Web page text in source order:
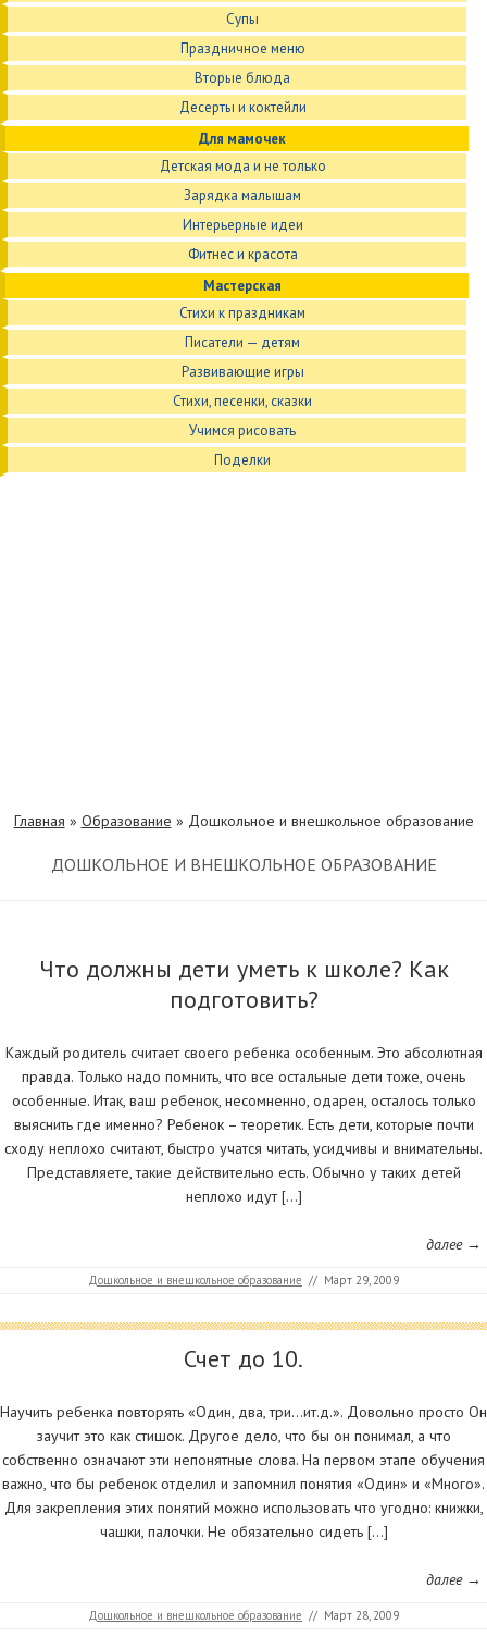
Супы
Праздничное меню
Вторые блюда
Десерты и коктейли
Для мамочек
Детская мода и не только
Зарядка малышам
Интерьерные идеи
Фитнес и красота
Мастерская
Стихи к праздникам
Писатели — детям
Развивающие игры
Стихи, песенки, сказки
Учимся рисовать
Поделки
Главная » Образование » Дошкольное и внешкольное образование
ДОШКОЛЬНОЕ И ВНЕШКОЛЬНОЕ ОБРАЗОВАНИЕ
Что должны дети уметь к школе? Как
подготовить?
Каждый родитель считает своего ребенка особенным. Это абсолютная
правда. Только надо помнить, что все остальные дети тоже, очень
особенные. Итак, ваш ребенок, несомненно, одарен, осталось только
выяснить где именно? Ребенок – теоретик. Есть дети, которые почти
сходу неплохо считают, быстро учатся читать, усидчивы и внимательны.
Представляете, такие действительно есть. Обычно у таких детей
неплохо идут […]
далее →
Дошкольное и внешкольное образование // Март 29, 2009
Счет до 10.
Научить ребенка повторять «Один, два, три…ит.д.». Довольно просто Он
заучит это как стишок. Другое дело, что бы он понимал, а что
собственно означают эти непонятные слова. На первом этапе обучения
важно, что бы ребенок отделил и запомнил понятия «Один» и «Много».
Для закрепления этих понятий можно использовать что угодно: книжки,
чашки, палочки. Не обязательно сидеть […]
далее →
Дошкольное и внешкольное образование // Март 28, 2009